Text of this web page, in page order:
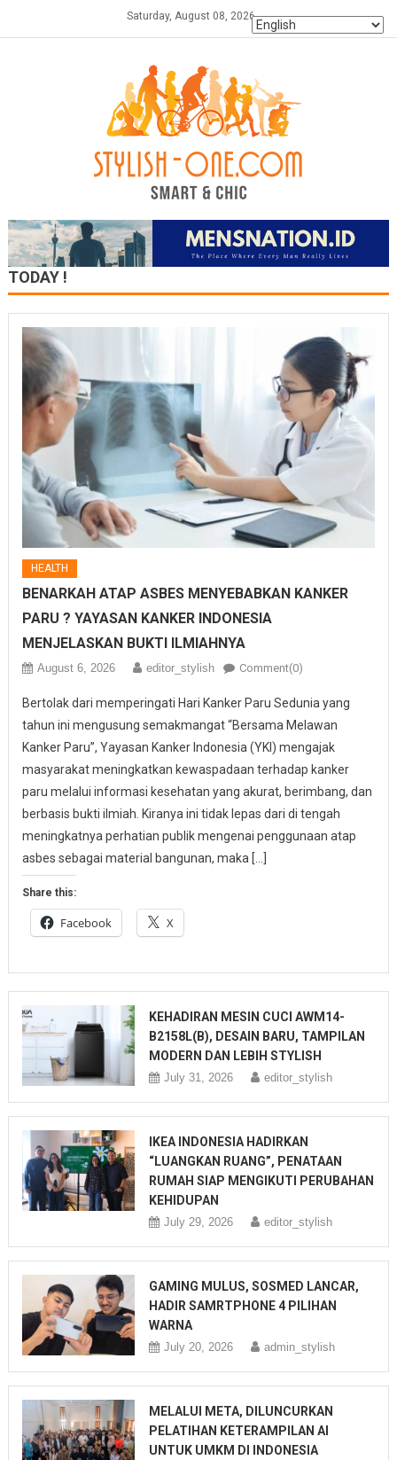
Saturday, August 08, 2026
TODAY !
HEALTH
BENARKAH ATAP ASBES MENYEBABKAN KANKER
PARU ? YAYASAN KANKER INDONESIA
MENJELASKAN BUKTI ILMIAHNYA
August 6, 2026 editor_stylish Comment(0)
Bertolak dari memperingati Hari Kanker Paru Sedunia yang
tahun ini mengusung semakmangat “Bersama Melawan
Kanker Paru”, Yayasan Kanker Indonesia (YKI) mengajak
masyarakat meningkatkan kewaspadaan terhadap kanker
paru melalui informasi kesehatan yang akurat, berimbang, dan
berbasis bukti ilmiah. Kiranya ini tidak lepas dari di tengah
meningkatnya perhatian publik mengenai penggunaan atap
asbes sebagai material bangunan, maka […]
Share this:
Facebook X
KEHADIRAN MESIN CUCI AWM14-
B2158L(B), DESAIN BARU, TAMPILAN
MODERN DAN LEBIH STYLISH
July 31, 2026 editor_stylish
IKEA INDONESIA HADIRKAN
“LUANGKAN RUANG”, PENATAAN
RUMAH SIAP MENGIKUTI PERUBAHAN
KEHIDUPAN
July 29, 2026 editor_stylish
GAMING MULUS, SOSMED LANCAR,
HADIR SAMRTPHONE 4 PILIHAN
WARNA
July 20, 2026 admin_stylish
MELALUI META, DILUNCURKAN
PELATIHAN KETERAMPILAN AI
UNTUK UMKM DI INDONESIA